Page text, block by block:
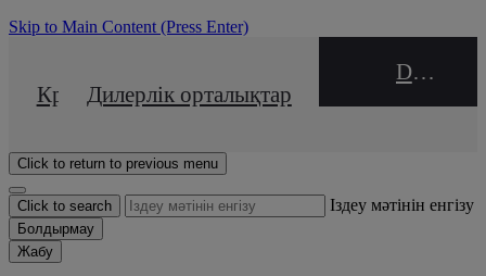
Skip to Main Content (Press Enter)
Кредиттік калькулятор
Дилерлік орталықтар
DEALER NAME
Click to return to previous menu
Click to search Іздеу мәтінін енгізу
Болдырмау
Жабу